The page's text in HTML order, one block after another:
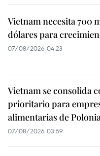
Vietnam necesita 700
dólares para
07/08/2026 04:23
Vietnam se consolida
prioritario para
alimentarias de
07/08/2026 03:59